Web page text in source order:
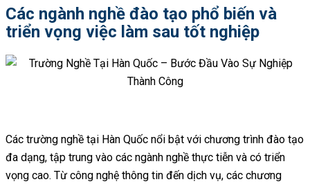
Các ngành nghề đào tạo phổ biến và
triển vọng việc làm sau tốt nghiệp
Các trường nghề tại Hàn Quốc nổi bật với chương trình đào tạo
đa dạng, tập trung vào các ngành nghề thực tiễn và có triển
vọng cao. Từ công nghệ thông tin đến dịch vụ, các chương